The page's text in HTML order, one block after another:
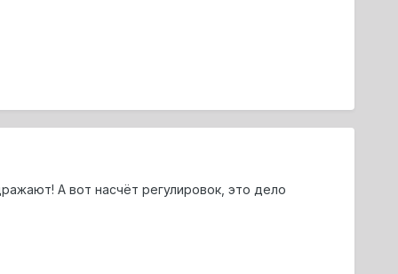
А вот насчёт регулировок, это дело